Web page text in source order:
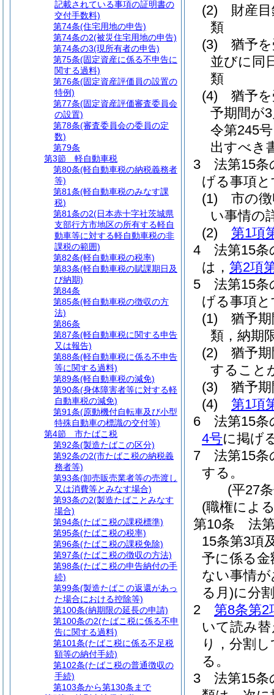
(2)
財産
類
(3)
猶予
並びに同
類
(4)
猶予
予期間が
令第245
出すべき
3
法第15
げる事項
(1)
市の
い事情の
(2)
第1項
4
法第15条
は， 第2項
5
法第15
げる事項
(1)
猶予
類，納期
(2)
猶予
すること
(3)
猶予
(4)
第1項
6
法第15
4号に掲げ
7
法第15条
する。
(平27
(職権によ
第10条
法
15条第3項
予に係る
ない事情
る月)に分
2
第8条第2
いて読み
り，分割
る。
3
法第15条
記載されている事項の証明書の
交付手数料)
第74条(住宅用地の申告)
第74条の2(被災住宅用地の申告)
第74条の3(現所有者の申告)
第75条(固定資産に係る不申告に
関する過料)
第76条(固定資産評価員の設置の
特例)
第77条(固定資産評価審査委員会
の設置)
第78条(審査委員会の委員の定
数)
第79条
第3節
軽自動車税
第80条(軽自動車税の納税義務者
等)
第81条(軽自動車税のみなす課
税)
第81条の2(日本赤十字社茨城県
支部行方市地区の所有する軽自
動車等に対する軽自動車税の非
課税の範囲)
第82条(軽自動車税の税率)
第83条(軽自動車税の賦課期日及
び納期)
第84条
第85条(軽自動車税の徴収の方
法)
第86条
第87条(軽自動車税に関する申告
又は報告)
第88条(軽自動車税に係る不申告
等に関する過料)
第89条(軽自動車税の減免)
第90条(身体障害者等に対する軽
自動車税の減免)
第91条(原動機付自転車及び小型
特殊自動車の標識の交付等)
第4節
市たばこ税
第92条(製造たばこの区分)
第92条の2(市たばこ税の納税義
務者等)
第93条(卸売販売業者等の売渡し
又は消費等とみなす場合)
第93条の2(製造たばことみなす
場合)
第94条(たばこ税の課税標準)
第95条(たばこ税の税率)
第96条(たばこ税の課税免除)
第97条(たばこ税の徴収の方法)
第98条(たばこ税の申告納付の手
続)
第99条(製造たばこの返還があっ
た場合における控除等)
第100条(納期限の延長の申請)
第100条の2(たばこ税に係る不申
告に関する過料)
第101条(たばこ税に係る不足税
額等の納付手続)
第102条(たばこ税の普通徴収の
手続)
第103条から第130条まで